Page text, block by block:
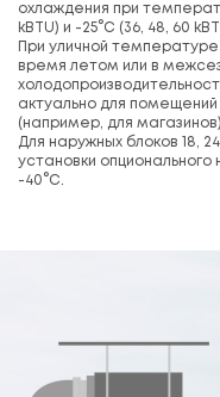
охлаждения при
kBTU) и -25°С (36, 48, 60
При уличной
время летом или в
актуально для
(например, для магазинов).
Для наружных блоков 18,
установки
-40°С.